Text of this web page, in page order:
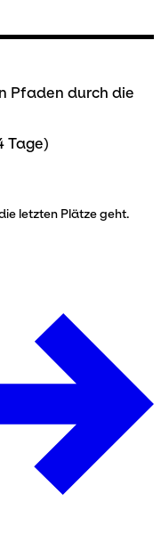
Pfaden durch die
Tage)
letzten Plätze geht.